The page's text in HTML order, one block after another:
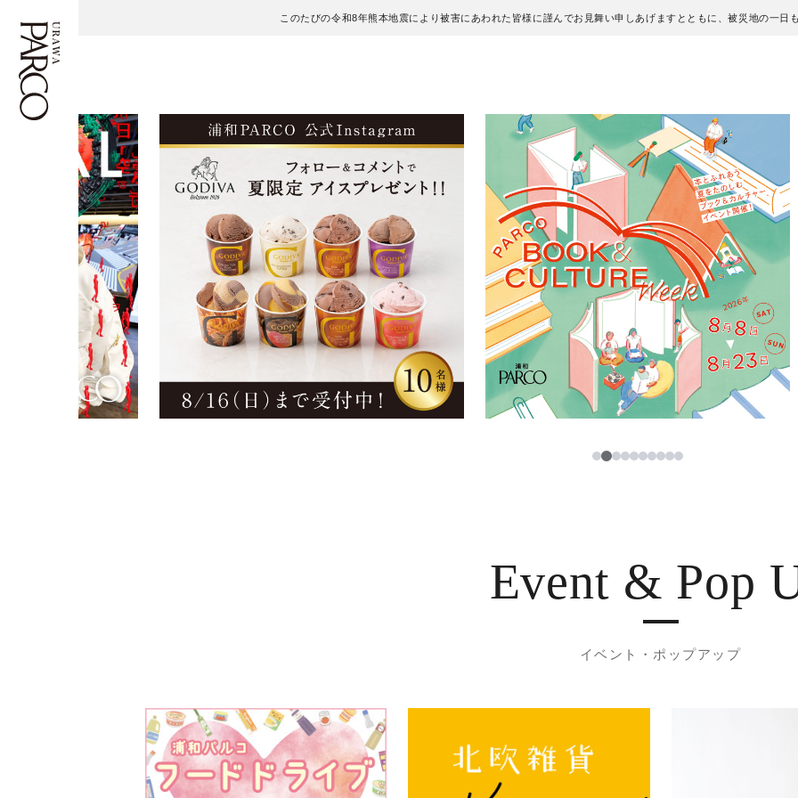
このたびの令和8年熊本地震により被害にあわれた皆様に謹んでお見舞い申しあげますとともに、被災地の一日
フロアガイド
施設案内・アクセス
イベント・ポップアップ
ニュース
レストラン・カフェ
TAX FREE
PARCOメンバーズ
ENGLISH
繁体字
簡体字
한국어
ภาษาไทย
日本語
12345678910
Event & Pop
イベント・ポップアップ